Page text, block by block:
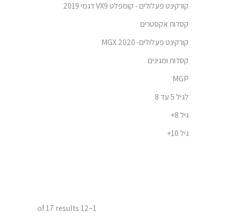
קורקינט פעלולים - קומפלט VX9 דגמי 2019
קסדות אקסטרים
קורקינט פעלולים- 2020 MGX
קסדות ומגינים
MGP
לגיל 5 עד 8
גיל 8+
גיל 10+
1–12 of 17 results